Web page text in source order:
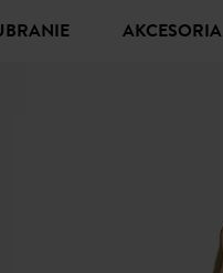
UBRANIE AKCESORIA